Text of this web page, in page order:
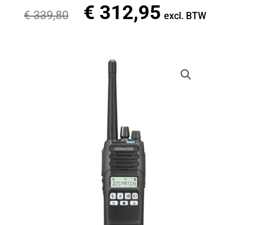
€339,80
Oorspronkelijke
€ 339,80.
€ 312,95 Huidige
excl. BTW